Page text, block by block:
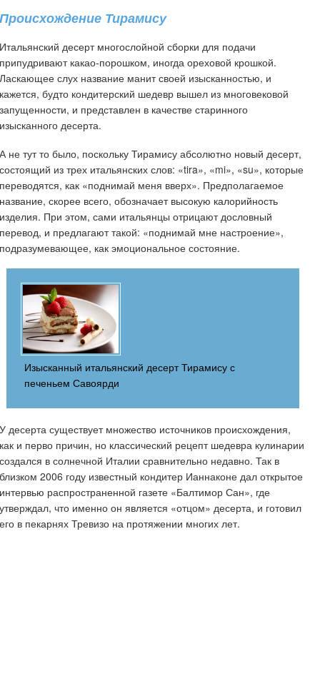
Происхождение Тирамису
Итальянский десерт многослойной сборки для подачи
припудривают какао-порошком, иногда ореховой крошкой.
Ласкающее слух название манит своей изысканностью, и
кажется, будто кондитерский шедевр вышел из многовековой
запущенности, и представлен в качестве старинного
изысканного десерта.
А не тут то было, поскольку Тирамису абсолютно новый десерт,
состоящий из трех итальянских слов: «tira», «mi», «su», которые
переводятся, как «поднимай меня вверх». Предполагаемое
название, скорее всего, обозначает высокую калорийность
изделия. При этом, сами итальянцы отрицают дословный
перевод, и предлагают такой: «поднимай мне настроение»,
подразумевающее, как эмоциональное состояние.
Изысканный итальянский десерт Тирамису с
печеньем Савоярди
У десерта существует множество источников происхождения,
как и перво причин, но классический рецепт шедевра кулинарии
создался в солнечной Италии сравнительно недавно. Так в
близком 2006 году известный кондитер Ианнаконе дал открытое
интервью распространенной газете «Балтимор Сан», где
утверждал, что именно он является «отцом» десерта, и готовил
его в пекарнях Тревизо на протяжении многих лет.